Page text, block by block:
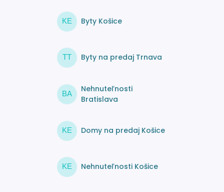
KE Byty Košice
TT Byty na predaj Trnava
BA
Nehnuteľnosti
Bratislava
KE Domy na predaj Košice
KE Nehnuteľnosti Košice